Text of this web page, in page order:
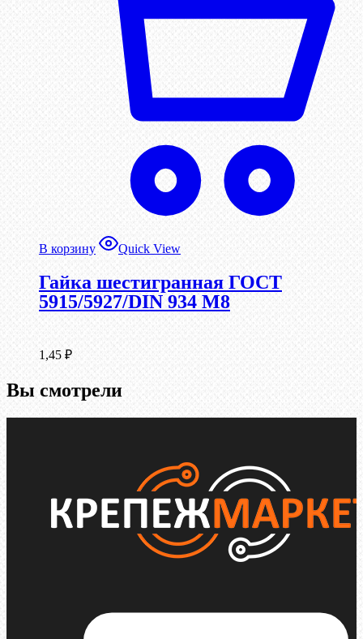
В корзину Quick View
Гайка шестигранная ГОСТ
5915/5927/DIN 934 М8
1,45 ₽
Вы смотрели